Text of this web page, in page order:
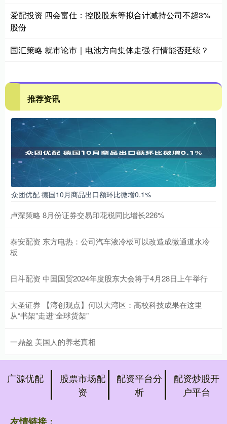
爱配投资 四会富仕：控股股东等拟合计减持公司不超3%
股份
国汇策略 就市论市｜电池方向集体走强 行情能否延续？
推荐资讯
众团优配 德国10月商品出口额环比微增0.1%
卢深策略 8月份证券交易印花税同比增长226%
泰安配资 东方电热：公司汽车液冷板可以改造成微通道水冷
板
日斗配资 中国国贸2024年度股东大会将于4月28日上午举行
大圣证券 【湾创观点】何以大湾区：高校科技成果在这里
从“书架”走进“全球货架”
一鼎盈 美国人的养老真相
广源优配
股票市场配
资
配资平台分
析
配资炒股开
户平台